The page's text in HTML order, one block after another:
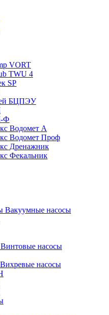
VORT
TWU 4
SP
БЦПЭУ
Ф
Водомет А
Водомет Проф
Дренажник
Фекальник
Вакуумные насосы
Винтовые насосы
Вихревые насосы